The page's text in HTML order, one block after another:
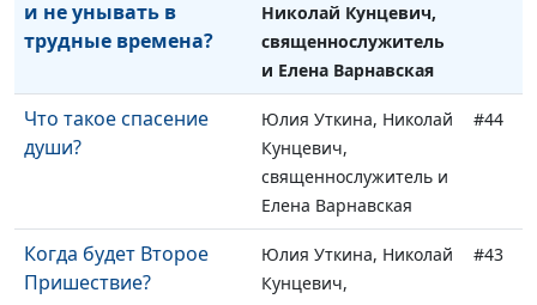
и не унывать в
трудные времена?
Николай Кунцевич,
священнослужитель
и Елена Варнавская
Что такое спасение
души?
Юлия Уткина, Николай
Кунцевич,
священнослужитель и
Елена Варнавская
#44
Когда будет Второе
Пришествие?
Юлия Уткина, Николай
Кунцевич,
#43